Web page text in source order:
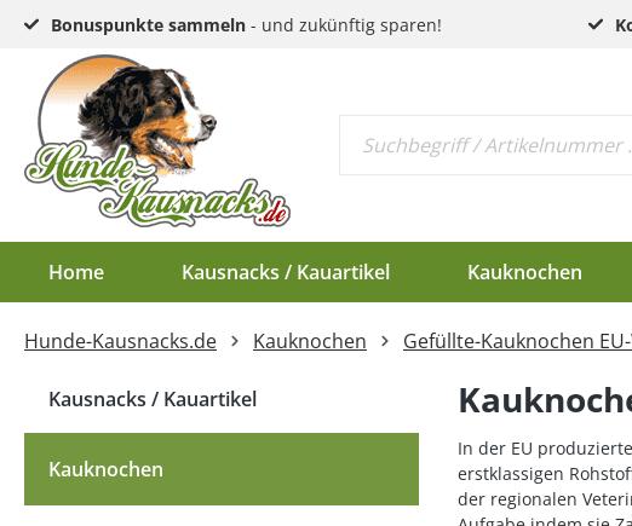
Bonuspunkte sammeln - und zukünftig sparen!
Home Kausnacks / Kauartikel Kauknochen
Schlund & Dörrfleisch
Kopfhaut & Haut
Sehnen
Kauknochen EU-Ware
Kauknochen Standard
Endloswürstchen
Mini-Würstchen
Kaugeweihe Half
Dam-Schäufle
Hirschgeweih-Rosetten
Hunde-Kausnacks.de Kauknochen Gefüllte-Kauknochen
Kausnacks / Kauartikel
Kauknochen
In der EU
erstklassigen
der regionalen